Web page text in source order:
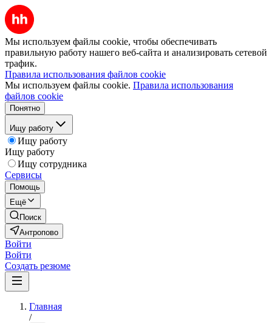
Мы используем файлы cookie, чтобы обеспечивать
правильную работу нашего веб-сайта и анализировать сетевой
трафик.
Правила использования файлов cookie
Мы используем файлы cookie. Правила использования
файлов cookie
Понятно
Ищу работу
Ищу работу
Ищу работу
Ищу сотрудника
Сервисы
Помощь
Ещё
Поиск
Антропово
Войти
Войти
Создать резюме
Главная
/